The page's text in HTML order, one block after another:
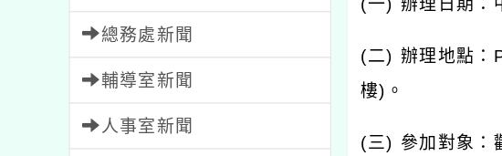
總務處新聞
輔導室新聞
人事室新聞
(一) 辦理日期：
(二) 辦理地點：
樓)。
(三) 參加對象：